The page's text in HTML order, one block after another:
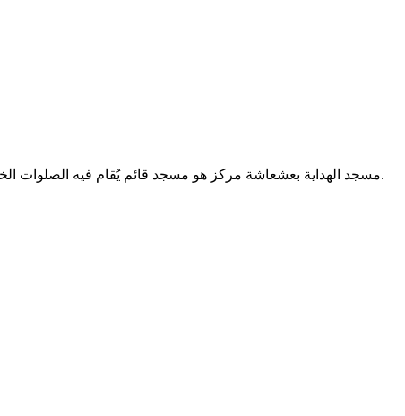
مسجد الهداية بعشعاشة مركز هو مسجد قائم يُقام فيه الصلوات الخمس والجمعة. يقع في بلدية عشعاشة ولاية عين الدفلى بالجزائر.